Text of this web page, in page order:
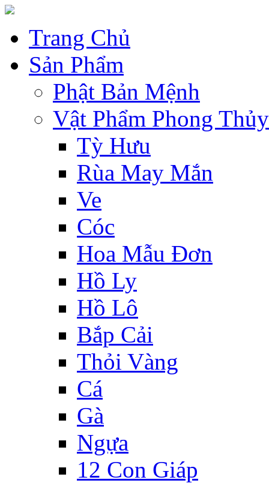
Trang Chủ
Sản Phẩm
Phật Bản Mệnh
Vật Phẩm Phong Thủy
Tỳ Hưu
Rùa May Mắn
Ve
Cóc
Hoa Mẫu Đơn
Hồ Ly
Hồ Lô
Bắp Cải
Thỏi Vàng
Cá
Gà
Ngựa
12 Con Giáp